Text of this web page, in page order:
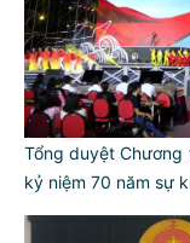
Tổng duyệt
kỷ niệm 70 năm sự